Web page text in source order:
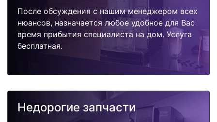
После обсуждения с нашим менеджером всех
нюансов, назначается любое удобное для Вас
время прибытия специалиста на дом. Услуга
бесплатная.
Недорогие запчасти